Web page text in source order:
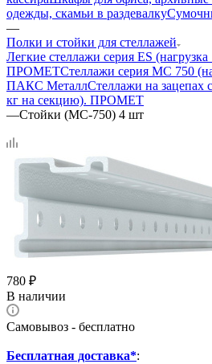
одежды, скамьи в раздевалку
—
Полки и стойки для стеллажей
Легкие стеллажи серия ES
ПРОМЕТСтеллажи серия МС 750
ПАКС МеталлСтеллажи на зацепах
кг на секцию). ПРОМЕТ
—Стойки (МС-750) 4 шт
780 ₽
В наличии
Самовывоз - бесплатно
Бесплатная доставка*: